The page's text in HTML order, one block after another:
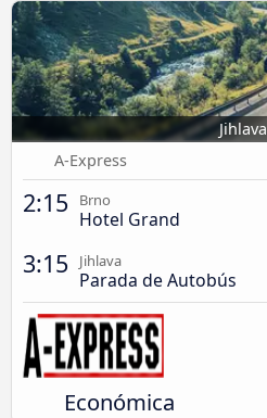
Jihlava
A-Express
2:15 Brno
Hotel Grand
3:15 Jihlava
Parada de Autobús
Económica